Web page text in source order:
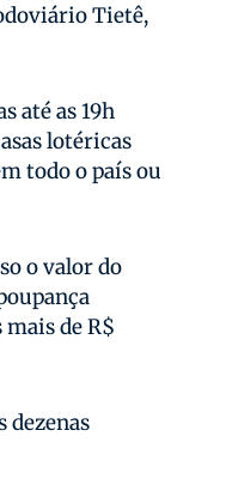
Tietê,
até as 19h
lotéricas
todo o país ou
o valor do
de R$
dezenas